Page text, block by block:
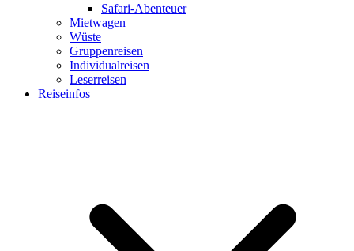
Safari-Abenteuer
Mietwagen
Wüste
Gruppenreisen
Individualreisen
Leserreisen
Reiseinfos